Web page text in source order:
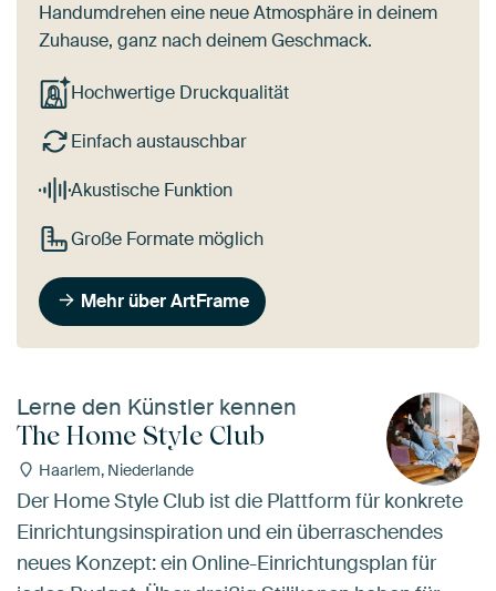
Handumdrehen eine neue Atmosphäre in deinem
Zuhause, ganz nach deinem Geschmack.
Hochwertige Druckqualität
Einfach austauschbar
Akustische Funktion
Große Formate möglich
Mehr über ArtFrame
Lerne den Künstler kennen
The Home Style Club
Haarlem, Niederlande
Der Home Style Club ist die Plattform für konkrete
Einrichtungsinspiration und ein überraschendes
neues Konzept: ein Online-Einrichtungsplan für